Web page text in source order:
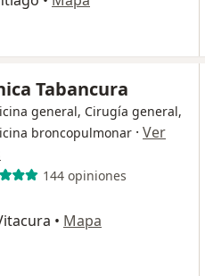
Tabancura
general, Cirugía general,
broncopulmonar · Ver
144 opiniones
• Mapa